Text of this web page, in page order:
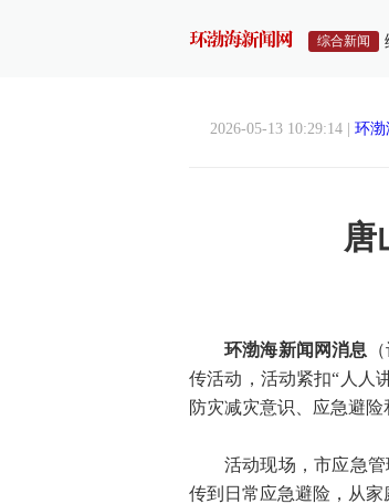
综合新闻
2026-05-13 10:29:14 | 环渤
唐
环渤海新闻网消息
传活动，活动紧扣“人人
防灾减灾意识、应急避险
活动现场，市应急
传到日常应急避险，从家